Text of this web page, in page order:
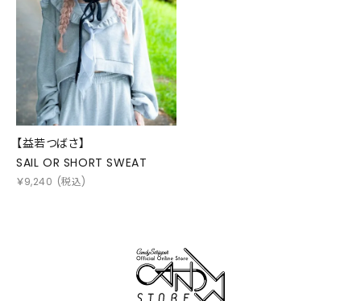
【益若つばさ】
SAIL OR SHORT SWEAT
￥9,240 (税込)